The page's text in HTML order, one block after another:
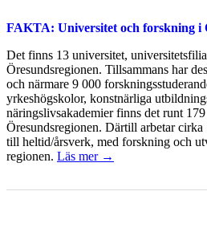
FAKTA: Universitet och forskning i
Det finns 13 universitet,
Öresundsregionen. Tillsammans har
och närmare 9 000
yrkeshögskolor, konstnärliga
näringslivsakademier finns det runt
Öresundsregionen. Därtill arbetar cirka
till heltid/årsverk, med forskning och
regionen. Läs mer →